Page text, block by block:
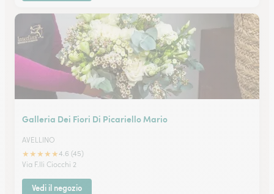
Galleria Dei Fiori Di Picariello Mario
AVELLINO
★★★★★4.6 (45)
Via F.lli Ciocchi 2
Vedi il negozio